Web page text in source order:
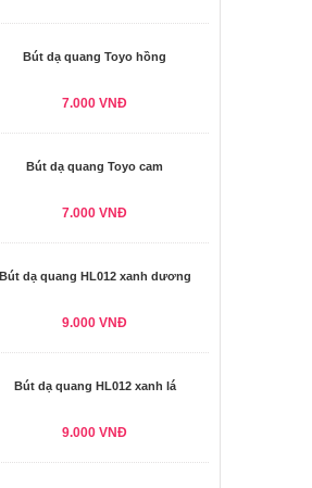
Bút dạ quang Toyo hồng
7.000 VNĐ
Bút dạ quang Toyo cam
7.000 VNĐ
Bút dạ quang HL012 xanh dương
9.000 VNĐ
Bút dạ quang HL012 xanh lá
9.000 VNĐ